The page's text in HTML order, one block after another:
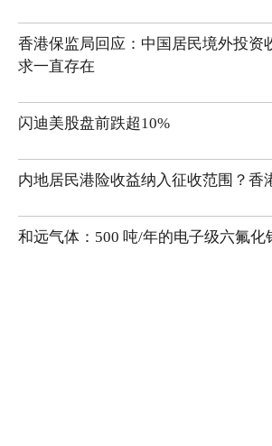
香港保监局回应：中国居民境外投资
求一直存在
闪迪美股盘前跌超10%
内地居民港险收益纳入征收范围？香
和远气体：500 吨/年的电子级六氟化